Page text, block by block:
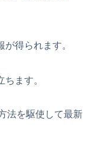
得られます。
ます。
法を駆使して最新